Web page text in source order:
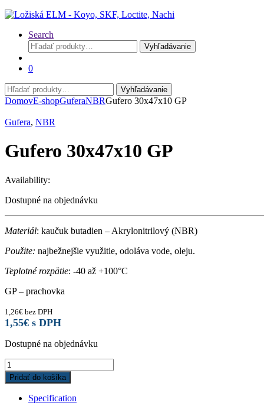
Search
Hľadať:
Vyhľadávanie
0
Hľadať:
Vyhľadávanie
DomovE-shopGuferaNBRGufero 30x47x10 GP
Gufera, NBR
Gufero 30x47x10 GP
Availability:
Dostupné na objednávku
Materiál: kaučuk butadien – Akrylonitrilový (NBR)
Použite: najbežnejšie využitie, odoláva vode, oleju.
Teplotné rozpätie: -40 až +100°C
GP – prachovka
1,26€ bez DPH
1,55€ s DPH
Dostupné na objednávku
Gufero
30x47x10
GP
quantity
Pridať do košíka
Specification